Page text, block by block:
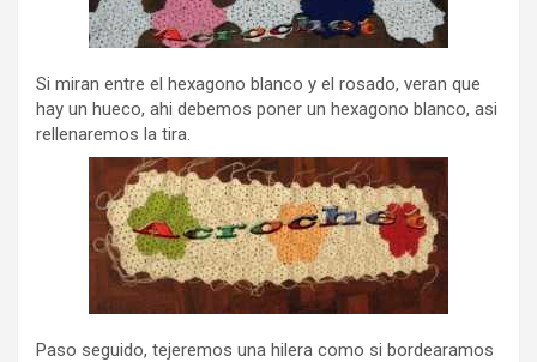
Si miran entre el hexagono blanco y el rosado, veran que
hay un hueco, ahi debemos poner un hexagono blanco, asi
rellenaremos la tira.
Paso seguido, tejeremos una hilera como si bordearamos